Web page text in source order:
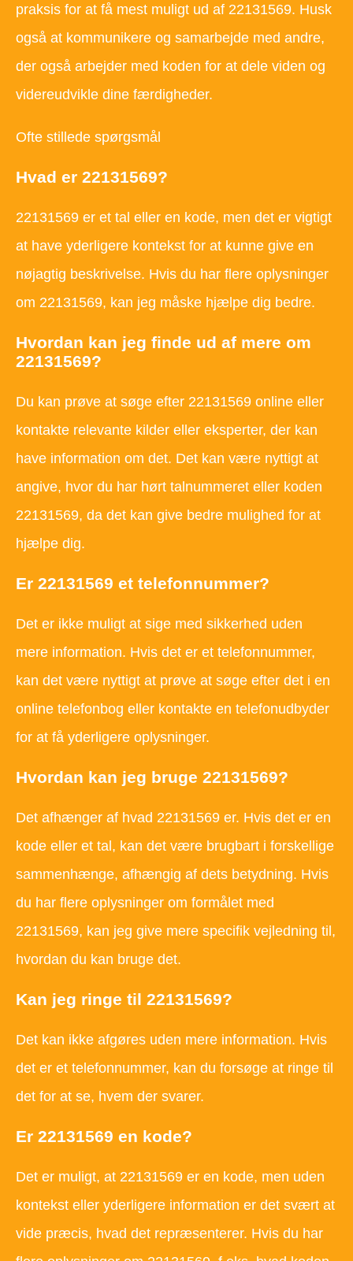
praksis for at få mest muligt ud af 22131569. Husk
også at kommunikere og samarbejde med andre,
der også arbejder med koden for at dele viden og
videreudvikle dine færdigheder.
Ofte stillede spørgsmål
Hvad er 22131569?
22131569 er et tal eller en kode, men det er vigtigt
at have yderligere kontekst for at kunne give en
nøjagtig beskrivelse. Hvis du har flere oplysninger
om 22131569, kan jeg måske hjælpe dig bedre.
Hvordan kan jeg finde ud af mere om
22131569?
Du kan prøve at søge efter 22131569 online eller
kontakte relevante kilder eller eksperter, der kan
have information om det. Det kan være nyttigt at
angive, hvor du har hørt talnummeret eller koden
22131569, da det kan give bedre mulighed for at
hjælpe dig.
Er 22131569 et telefonnummer?
Det er ikke muligt at sige med sikkerhed uden
mere information. Hvis det er et telefonnummer,
kan det være nyttigt at prøve at søge efter det i en
online telefonbog eller kontakte en telefonudbyder
for at få yderligere oplysninger.
Hvordan kan jeg bruge 22131569?
Det afhænger af hvad 22131569 er. Hvis det er en
kode eller et tal, kan det være brugbart i forskellige
sammenhænge, afhængig af dets betydning. Hvis
du har flere oplysninger om formålet med
22131569, kan jeg give mere specifik vejledning til,
hvordan du kan bruge det.
Kan jeg ringe til 22131569?
Det kan ikke afgøres uden mere information. Hvis
det er et telefonnummer, kan du forsøge at ringe til
det for at se, hvem der svarer.
Er 22131569 en kode?
Det er muligt, at 22131569 er en kode, men uden
kontekst eller yderligere information er det svært at
vide præcis, hvad det repræsenterer. Hvis du har